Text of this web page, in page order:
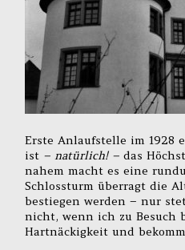
Erste Anlaufstelle im 1928
ist – natürlich! – das
nahem macht es eine
Schlossturm überragt die
bestiegen werden – nur
nicht, wenn ich zu Besuch
Hartnäckigkeit und